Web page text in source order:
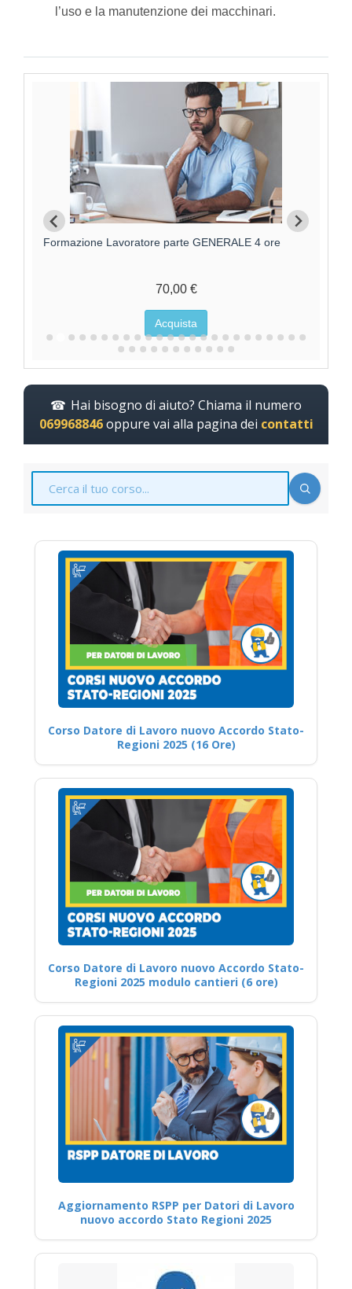
l’uso e la manutenzione dei macchinari.
Formazione Lavoratore parte GENERALE 4 ore
70,00 €
Acquista
Hai bisogno di aiuto? Chiama il numero
069968846oppure vai alla pagina dei contatti
Corso Datore di Lavoro nuovo Accordo Stato-
Regioni 2025 (16 Ore)
Corso Datore di Lavoro nuovo Accordo Stato-
Regioni 2025 modulo cantieri (6 ore)
Aggiornamento RSPP per Datori di Lavoro
nuovo accordo Stato Regioni 2025